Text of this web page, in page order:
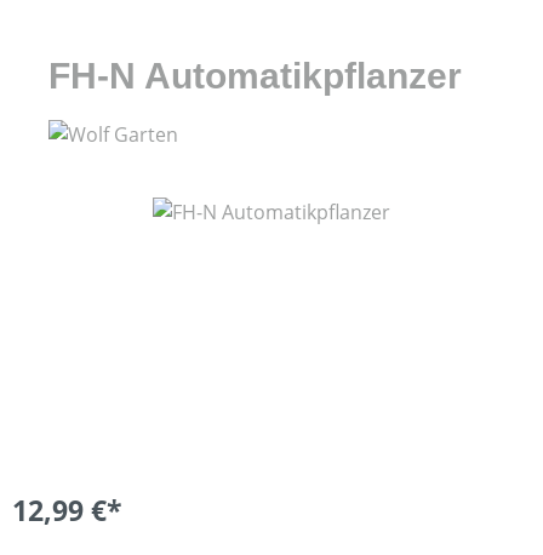
FH-N Automatikpflanzer
Bildergalerie überspringen
12,99 €*